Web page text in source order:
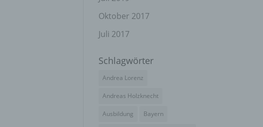
Oktober 2017
Juli 2017
Schlagwörter
Andrea Lorenz
Andreas Holzknecht
Ausbildung Bayern